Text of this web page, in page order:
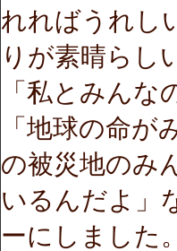
れればうれし
りが素晴らし
「私とみん
「地球の命
の被災地のみ
いるんだよ」
ーにしました